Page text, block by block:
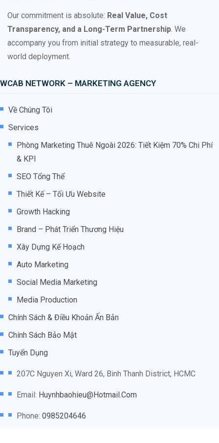
Our commitment is absolute: Real Value, Cost
Transparency, and a Long-Term Partnership. We
accompany you from initial strategy to measurable, real-
world deployment.
WCAB NETWORK – MARKETING AGENCY
Về Chúng Tôi
Services
Phòng Marketing Thuê Ngoài 2026: Tiết Kiệm 70% Chi Phí
& KPI
SEO Tổng Thể
Thiết Kế – Tối Ưu Website
Growth Hacking
Brand – Phát Triển Thương Hiệu
Xây Dựng Kế Hoạch
Auto Marketing
Social Media Marketing
Media Production
Chính Sách & Điều Khoản Ấn Bản
Chính Sách Bảo Mật
Tuyển Dụng
207C Nguyen Xi, Ward 26, Binh Thanh District, HCMC
Email: Huynhbaohieu@hotmail.com
Phone: 0985204646